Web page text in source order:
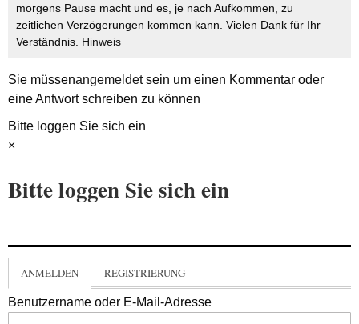
morgens Pause macht und es, je nach Aufkommen, zu
zeitlichen Verzögerungen kommen kann. Vielen Dank für Ihr
Verständnis. Hinweis
Sie müssenangemeldetsein um einen Kommentar oder
eine Antwort schreiben zu können
Bitte loggen Sie sich ein
×
Bitte loggen Sie sich ein
ANMELDEN REGISTRIERUNG
Benutzername oder E-Mail-Adresse